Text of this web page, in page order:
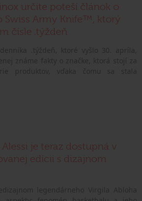
určite poteší článok o
Swiss Army Knife™, ktorý
čísle .týždeň
je teraz dostupná v
edícii s dizajnom